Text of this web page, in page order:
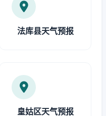
法库县天气预报
皇姑区天气预报